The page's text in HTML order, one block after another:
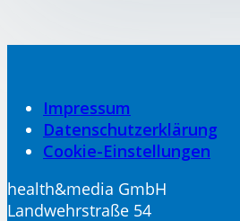
Impressum
Datenschutzerklärung
Cookie-Einstellungen
health&media GmbH
Landwehrstraße 54